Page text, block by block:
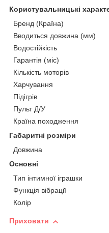
Користувальницькі
Бренд (Країна)
Вводиться довжина (мм)
Водостійкість
Гарантія (міс)
Кількість моторів
Харчування
Підігрів
Пульт Д/У
Країна походження
Габаритні розміри
Довжина
Основні
Тип інтимної іграшки
Функція вібрації
Колір
Приховати